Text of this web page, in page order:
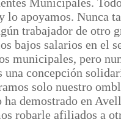
apoyamos. Nunca
trabajador de otro
bajos salarios en el
municipales, pero
una concepción
solo nuestro
demostrado en
robarle afiliados a